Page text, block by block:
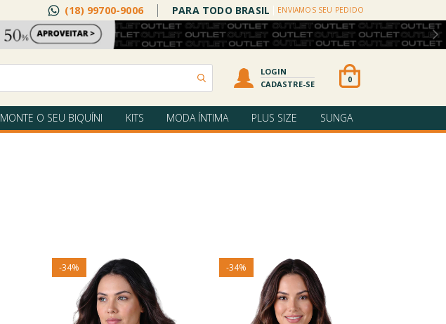
(18) 99700-9006 PARA TODO BRASIL ENVIAMOS SEU PEDIDO
LOGIN
CADASTRE-SE
0
MONTE O SEU BIQUÍNI KITS MODA ÍNTIMA PLUS SIZE SUNGA
-34% -34%